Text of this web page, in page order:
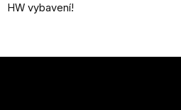
HW vybavení!